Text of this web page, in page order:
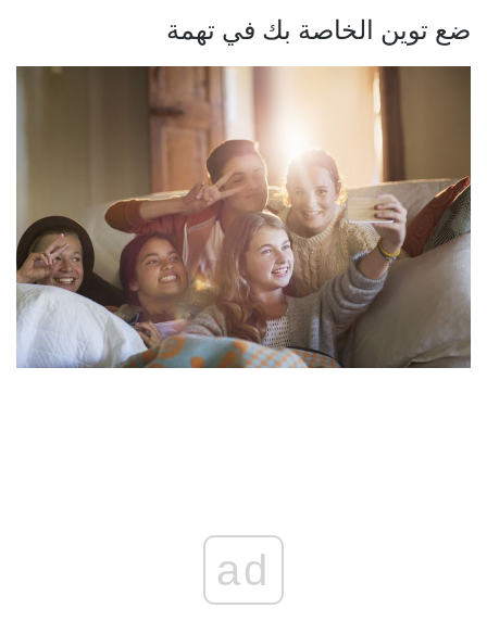
ضع توين الخاصة بك في تهمة
ad